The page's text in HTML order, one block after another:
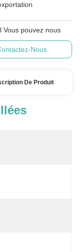
Vous pouvez nous
Nous
De Produit